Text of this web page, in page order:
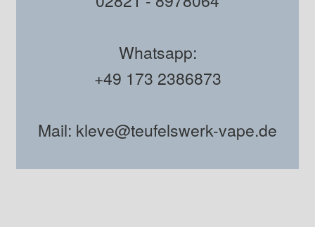
Whatsapp:
+49 173 2386873
Mail: kleve@teufelswerk-vape.de